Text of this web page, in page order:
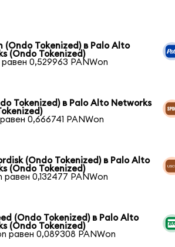
(Ondo Tokenized) в Palo Alto
(Ondo Tokenized)
равен 0,529963 PANWon
Tokenized) в Palo Alto Networks
0,666741 PANWon
(Ondo Tokenized) в Palo Alto
(Ondo Tokenized)
равен 0,132477 PANWon
(Ondo Tokenized) в Palo Alto
(Ondo Tokenized)
равен 0,089308 PANWon